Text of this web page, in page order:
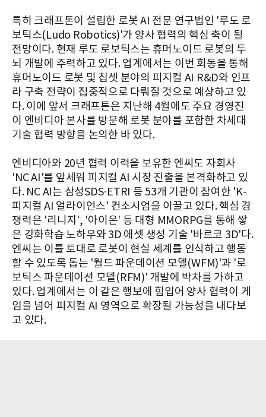
특히 크래프톤이 설립한 로봇 AI 전문 연구법인 '루도 로
보틱스(Ludo Robotics)'가 양사 협력의 핵심 축이 될
전망이다. 현재 루도 로보틱스는 휴머노이드 로봇의 두
뇌 개발에 주력하고 있다. 업계에서는 이번 회동을 통해
휴머노이드 로봇 및 칩셋 분야의 피지컬 AI R&D와 인프
라 구축 전략이 집중적으로 다뤄질 것으로 예상하고 있
다. 이에 앞서 크래프톤은 지난해 4월에도 주요 경영진
이 엔비디아 본사를 방문해 로봇 분야를 포함한 차세대
기술 협력 방향을 논의한 바 있다.
엔비디아와 20년 협력 이력을 보유한 엔씨도 자회사
'NC AI'를 앞세워 피지컬 AI 시장 진출을 본격화하고 있
다. NC AI는 삼성SDS·ETRI 등 53개 기관이 참여한 'K-
피지컬 AI 얼라이언스' 컨소시엄을 이끌고 있다. 핵심 경
쟁력은 '리니지', '아이온' 등 대형 MMORPG를 통해 쌓
은 강화학습 노하우와 3D 에셋 생성 기술 '바르코 3D'다.
엔씨는 이를 토대로 로봇이 현실 세계를 인식하고 행동
할 수 있도록 돕는 '월드 파운데이션 모델(WFM)'과 '로
보틱스 파운데이션 모델(RFM)' 개발에 박차를 가하고
있다. 업계에서는 이 같은 행보에 힘입어 양사 협력이 게
임을 넘어 피지컬 AI 영역으로 확장될 가능성을 내다보
고 있다.